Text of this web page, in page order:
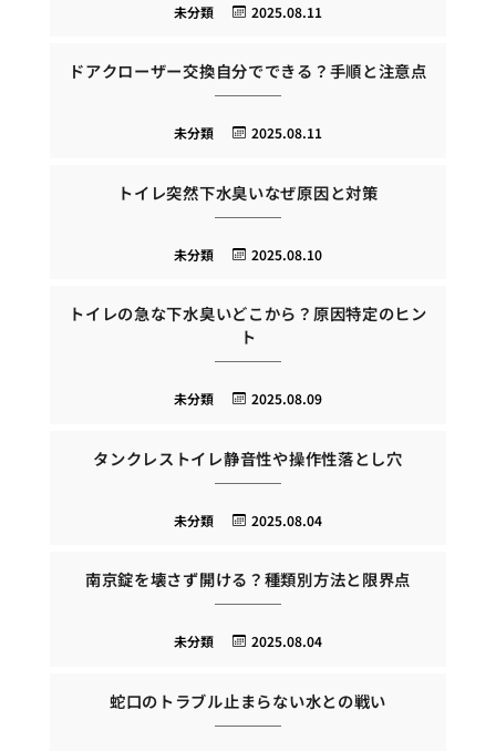
2025.08.11
未分類
ドアクローザー交換自分でできる？手順と注意点
2025.08.11
未分類
トイレ突然下水臭いなぜ原因と対策
2025.08.10
未分類
トイレの急な下水臭いどこから？原因特定のヒン
ト
2025.08.09
未分類
タンクレストイレ静音性や操作性落とし穴
2025.08.04
未分類
南京錠を壊さず開ける？種類別方法と限界点
2025.08.04
未分類
蛇口のトラブル止まらない水との戦い